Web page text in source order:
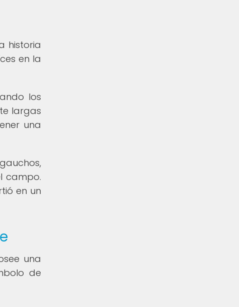
historia
en la
los
largas
una
campo.
en un
una
de